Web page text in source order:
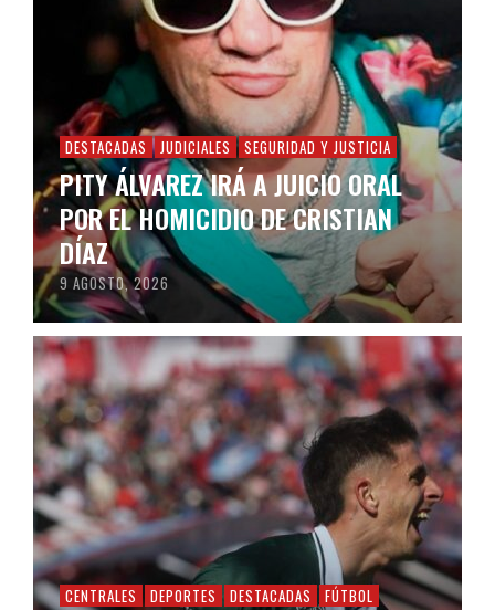
DESTACADAS JUDICIALES SEGURIDAD Y JUSTICIA
PITY ÁLVAREZ IRÁ A JUICIO ORAL
POR EL HOMICIDIO DE CRISTIAN
DÍAZ
9 AGOSTO, 2026
CENTRALES DEPORTES DESTACADAS FÚTBOL